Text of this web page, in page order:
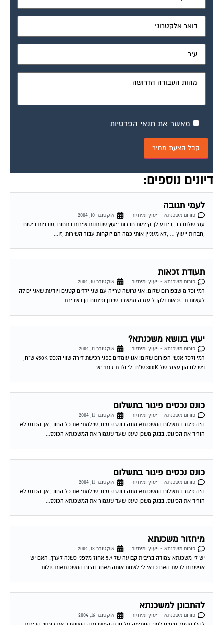
מאשר את תנאי הפרטיות
דיונים נוספים:
לעמי תגובה
פורום משכנתא - ייעוץ ומיחזור
אוקטובר 10, 2004
עמי שלום רב ,כידוע לך קיימות חברות ייעוץ שנותנות שירות בתחום ,סוכניות ביטוח
,חברות ייעוץ … ,לא מעניין אותי כמה הם לוקחות עבור השירות ,זו...
תעודת זכאות
פורום משכנתא - ייעוץ ומיחזור
אוקטובר 10, 2004
רמי וכל מ שבפורום שלום. אני גרושה טרייה עם שני ילדים קטנים ויודעת שאני יכולה
לעשות ת. זכאות ולקבל עזרה ממשרד שיכון ופיתוח הן בשכירת...
יעוץ בנושא משכנתא?
פורום משכנתא - ייעוץ ומיחזור
אוקטובר 11, 2004
רמי ולכל אנשי הפורום שלום! אנו עומדים בפני רכישת דירה שווי הנכס 450K ש"ח,
ויש לנו הון עצמי של 300K ש"ח. לי ולבת זוגתי יש...
כונס נכסים פיגור בתשלום
פורום משכנתא - ייעוץ ומיחזור
אוקטובר 11, 2004
היה פיגור בתשלום המשכנתא מונה כונס נכסים, שילמתי את כל החוב, אך הכונס לא
הוריד את הכינוס. בבנק משכן טענו שעד שנגמור את המשכנתא הכונס...
כונס נכסים פיגור בתשלום
פורום משכנתא - ייעוץ ומיחזור
אוקטובר 11, 2004
היה פיגור בתשלום המשכנתא מונה כונס נכסים, שילמתי את כל החוב, אך הכונס לא
הוריד את הכינוס. בבנק משכן טענו שעד שנגמור את המשכנתא הכונס...
מיחזור משכנתא
פורום משכנתא - ייעוץ ומיחזור
אוקטובר 13, 2004
יש לי משכנתא צמודה בריבית קבועה של 5.9 אחוז מלפני כשנה לערך. האם יש
אפשרות לדעת האם כדאי לי לשנות אותה מאחר והיום המשכנתאות זולות...
להתכונן למשכנתא
פורום משכנתא - ייעוץ ומיחזור
אוקטובר 16, 2004